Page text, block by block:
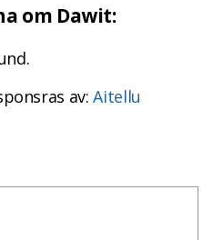
om Dawit:
av: Aitellu